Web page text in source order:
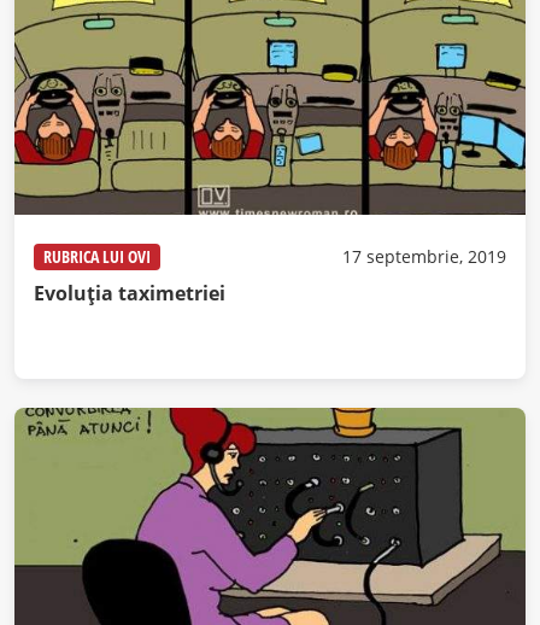
RUBRICA LUI OVI 17 septembrie, 2019
Evoluția taximetriei